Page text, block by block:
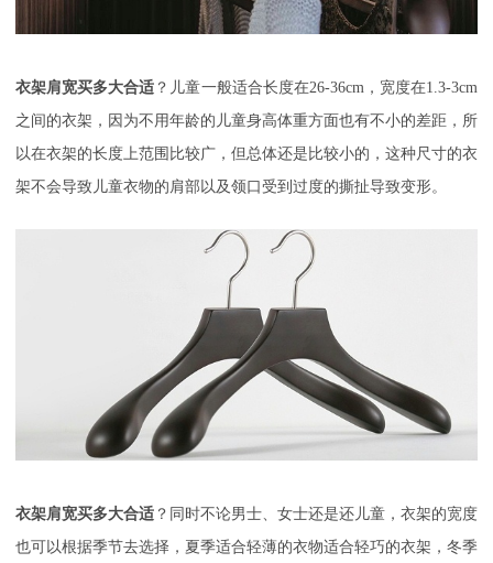
衣架肩宽买多大合适 ？儿童一般适合长度在26-36cm，宽度在1.3-3cm
之间的衣架，因为不用年龄的儿童身高体重方面也有不小的差距，所
以在衣架的长度上范围比较广，但总体还是比较小的，这种尺寸的衣
架不会导致儿童衣物的肩部以及领口受到过度的撕扯导致变形。
衣架肩宽买多大合适 ？同时不论男士、女士还是还儿童，衣架的宽度
也可以根据季节去选择，夏季适合轻薄的衣物适合轻巧的衣架，冬季